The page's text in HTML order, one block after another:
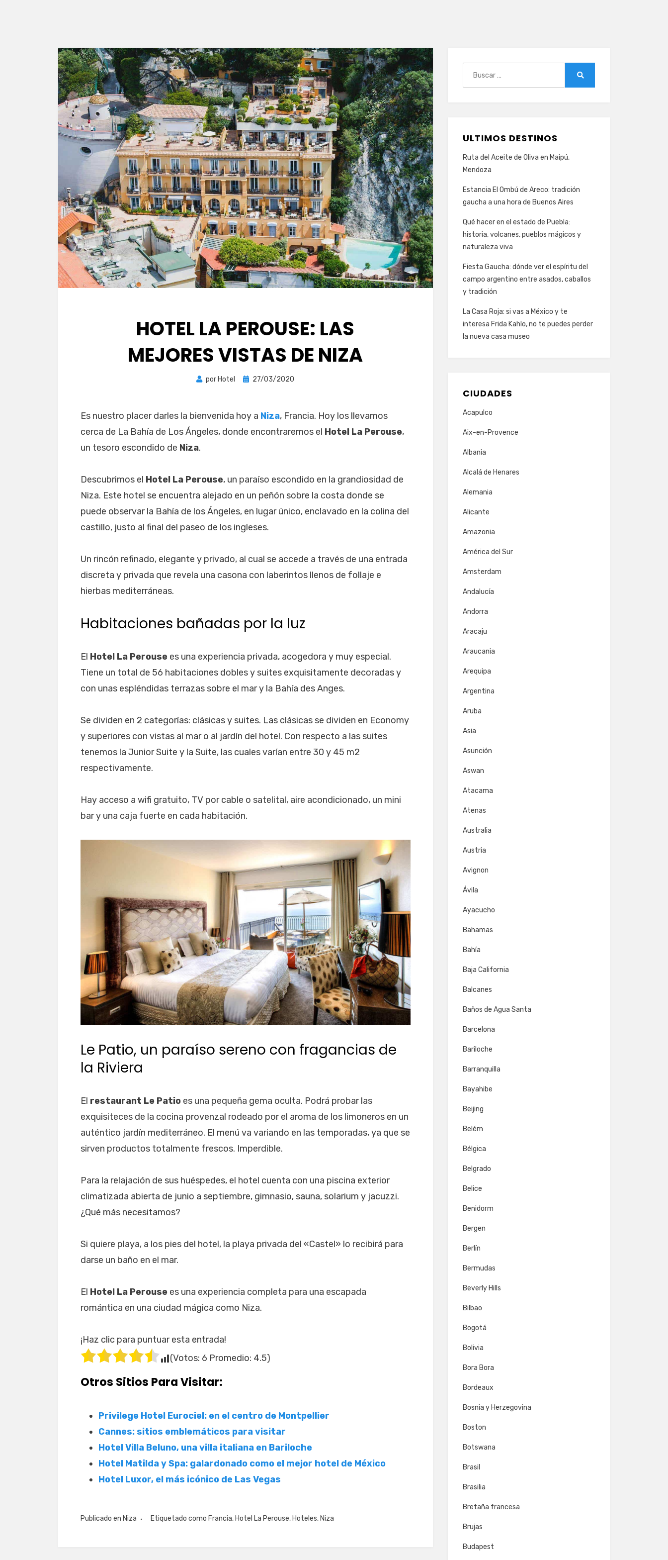
HOTEL LA PEROUSE: LAS
MEJORES VISTAS DE NIZA
por Hotel
Publicada
27/03/2020
Es nuestro placer darles la bienvenida hoy a Niza, Francia. Hoy los llevamos
cerca de La Bahía de Los Ángeles, donde encontraremos el Hotel La Perouse,
un tesoro escondido de Niza.
Descubrimos el Hotel La Perouse, un paraíso escondido en la grandiosidad de
Niza. Este hotel se encuentra alejado en un peñón sobre la costa donde se
puede observar la Bahía de los Ángeles, en lugar único, enclavado en la colina del
castillo, justo al final del paseo de los ingleses.
Un rincón refinado, elegante y privado, al cual se accede a través de una entrada
discreta y privada que revela una casona con laberintos llenos de follaje e
hierbas mediterráneas.
Habitaciones bañadas por la luz
El Hotel La Perouse es una experiencia privada, acogedora y muy especial.
Tiene un total de 56 habitaciones dobles y suites exquisitamente decoradas y
con unas espléndidas terrazas sobre el mar y la Bahía des Anges.
Se dividen en 2 categorías: clásicas y suites. Las clásicas se dividen en Economy
y superiores con vistas al mar o al jardín del hotel. Con respecto a las suites
tenemos la Junior Suite y la Suite, las cuales varían entre 30 y 45 m2
respectivamente.
Hay acceso a wifi gratuito, TV por cable o satelital, aire acondicionado, un mini
bar y una caja fuerte en cada habitación.
Le Patio, un paraíso sereno con fragancias de
la Riviera
El restaurant Le Patio es una pequeña gema oculta. Podrá probar las
exquisiteces de la cocina provenzal rodeado por el aroma de los limoneros en un
auténtico jardín mediterráneo. El menú va variando en las temporadas, ya que se
sirven productos totalmente frescos. Imperdible.
Para la relajación de sus huéspedes, el hotel cuenta con una piscina exterior
climatizada abierta de junio a septiembre, gimnasio, sauna, solarium y jacuzzi.
¿Qué más necesitamos?
Si quiere playa, a los pies del hotel, la playa privada del «Castel» lo recibirá para
darse un baño en el mar.
El Hotel La Perouse es una experiencia completa para una escapada
romántica en una ciudad mágica como Niza.
¡Haz clic para puntuar esta entrada!
(Votos: 6 Promedio: 4.5)
Otros Sitios Para Visitar:
Privilege Hotel Eurociel: en el centro de Montpellier
Cannes: sitios emblemáticos para visitar
Hotel Villa Beluno, una villa italiana en Bariloche
Hotel Matilda y Spa: galardonado como el mejor hotel de México
Hotel Luxor, el más icónico de Las Vegas
Publicado en Niza Etiquetado como Francia, Hotel La Perouse, Hoteles, Niza
ULTIMOS DESTINOS
Ruta del Aceite de Oliva en Maipú,
Mendoza
Estancia El Ombú de Areco: tradición
gaucha a una hora de Buenos Aires
Qué hacer en el estado de Puebla:
historia, volcanes, pueblos mágicos y
naturaleza viva
Fiesta Gaucha: dónde ver el espíritu del
campo argentino entre asados, caballos
y tradición
La Casa Roja: si vas a México y te
interesa Frida Kahlo, no te puedes perder
la nueva casa museo
CIUDADES
Acapulco
Aix-en-Provence
Albania
Alcalá de Henares
Alemania
Alicante
Amazonia
América del Sur
Amsterdam
Andalucía
Andorra
Aracaju
Araucania
Arequipa
Argentina
Aruba
Asia
Asunción
Aswan
Atacama
Atenas
Australia
Austria
Avignon
Ávila
Ayacucho
Bahamas
Bahía
Baja California
Balcanes
Baños de Agua Santa
Barcelona
Bariloche
Barranquilla
Bayahibe
Beijing
Belém
Bélgica
Belgrado
Belice
Benidorm
Bergen
Berlín
Bermudas
Beverly Hills
Bilbao
Bogotá
Bolivia
Bora Bora
Bordeaux
Bosnia y Herzegovina
Boston
Botswana
Brasil
Brasilia
Bretaña francesa
Brujas
Budapest